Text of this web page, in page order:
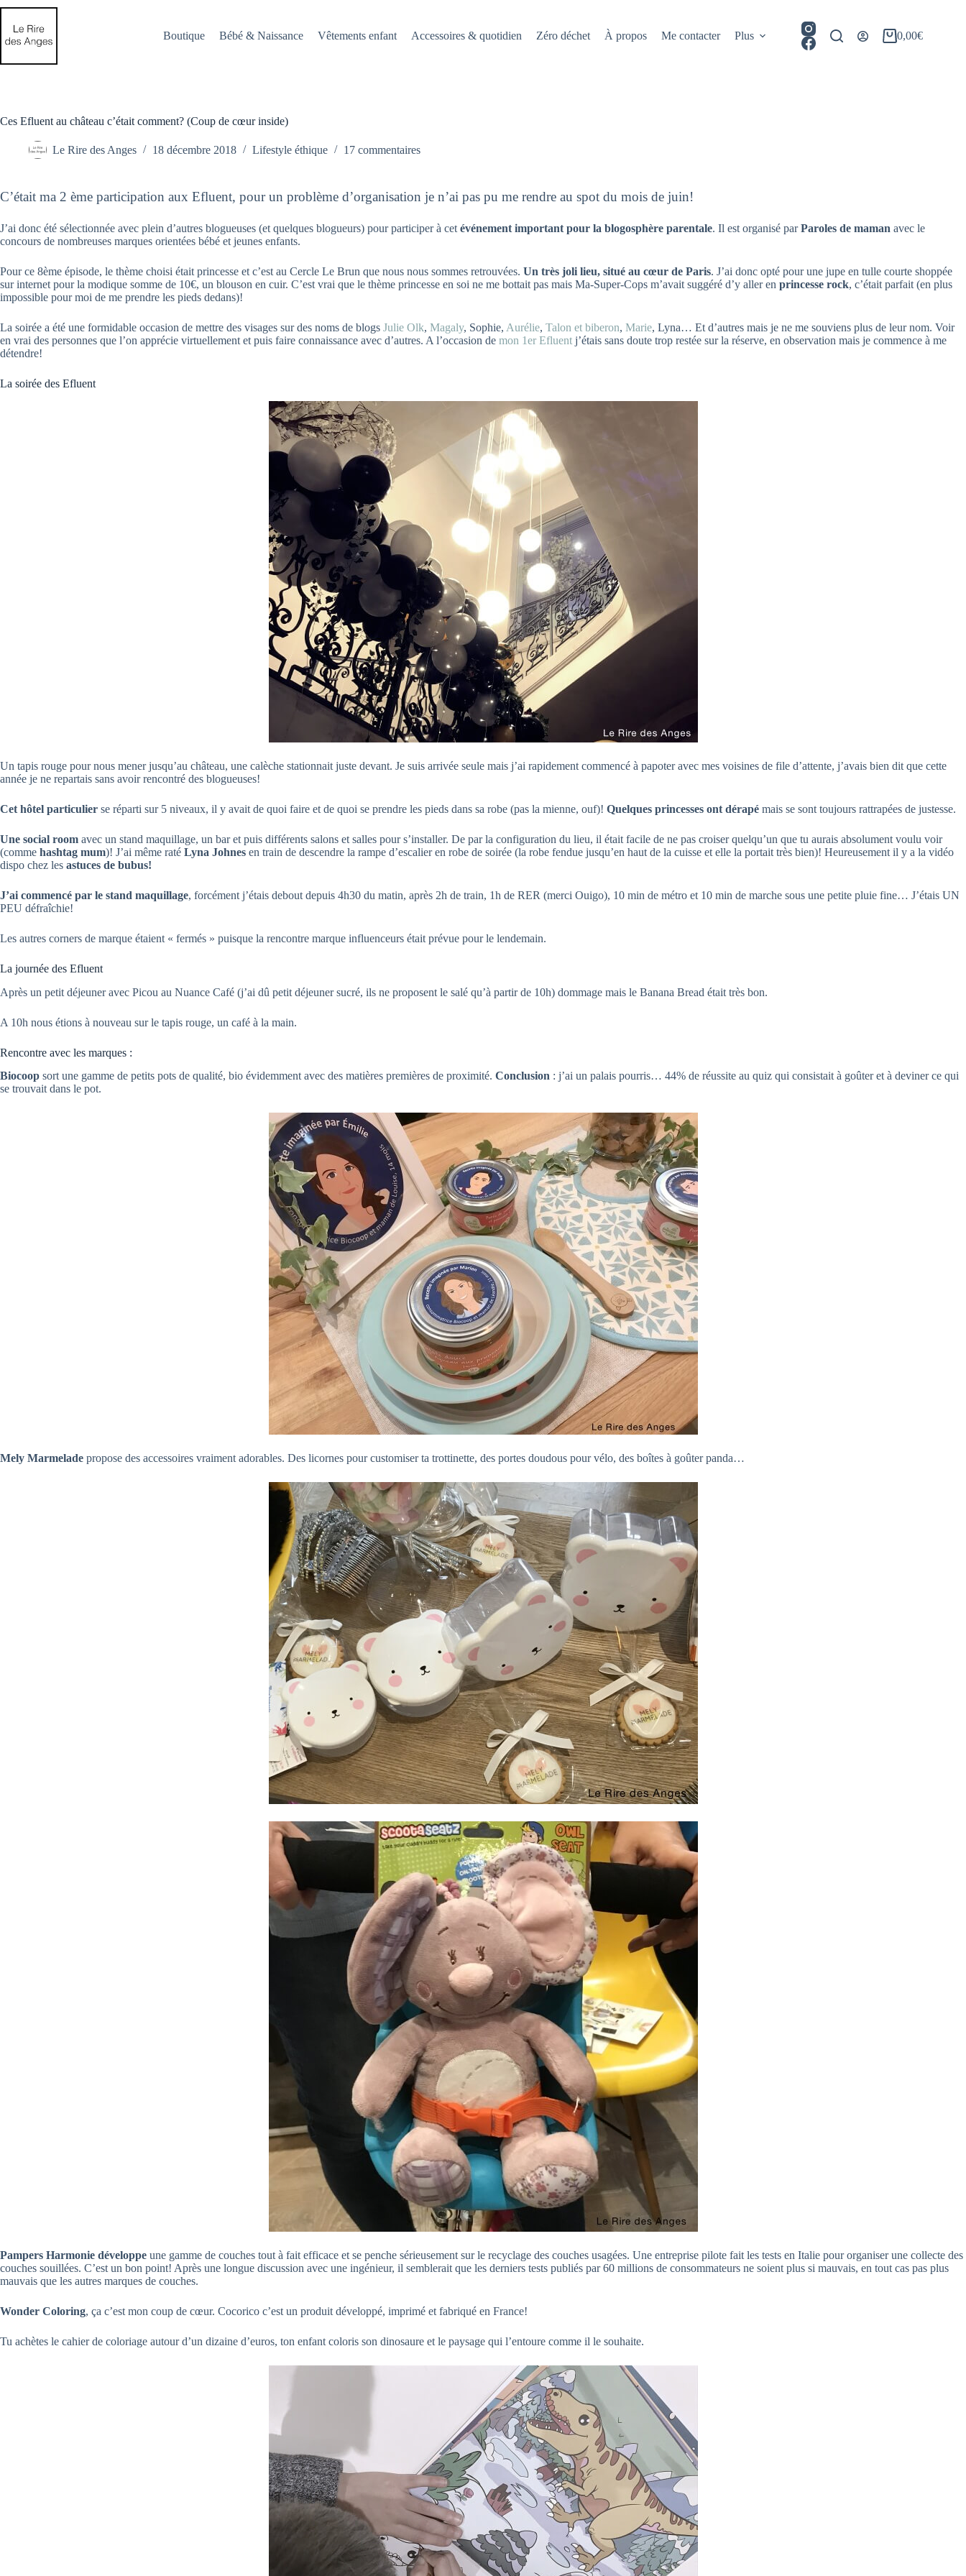
Passer
contenu
Boutique Bébé & Naissance Vêtements enfant Accessoires & quotidien Zéro déchet À propos Me contacter Plus
Panier
0,00€
Ces Efluent au château c’était comment? (Coup de cœur inside)
Le Rire des Anges 18 décembre 2018 Lifestyle éthique 17 commentaires
C’était ma 2 ème participation aux Efluent, pour un problème d’organisation je n’ai pas pu me rendre au spot du mois de juin!
J’ai donc été sélectionnée avec plein d’autres blogueuses (et quelques blogueurs) pour participer à cet événement important pour la blogosphère parentale. Il est organisé parParoles de maman avec le
concours de nombreuses marques orientées bébé et jeunes enfants.
Pour ce 8ème épisode, le thème choisi était princesse et c’est au Cercle Le Brun que nous nous sommes retrouvées. Un très joli lieu, situé au cœur de Paris. J’ai donc opté pour une jupe en tulle courte shoppée
sur internet pour la modique somme de 10€, un blouson en cuir. C’est vrai que le thème princesse en soi ne me bottait pas mais Ma-Super-Cops m’avait suggéré d’y aller en princesse rock, c’était parfait (en plus
impossible pour moi de me prendre les pieds dedans)!
La soirée a été une formidable occasion de mettre des visages sur des noms de blogs Julie Olk, Magaly, Sophie, Aurélie, Talon et biberon, Marie, Lyna… Et d’autres mais je ne me souviens plus de leur nom. Voir
en vrai des personnes que l’on apprécie virtuellement et puis faire connaissance avec d’autres. A l’occasion de mon 1er Efluent j’étais sans doute trop restée sur la réserve, en observation mais je commence à me
détendre!
La soirée des Efluent
Un tapis rouge pour nous mener jusqu’au château, une calèche stationnait juste devant. Je suis arrivée seule mais j’ai rapidement commencé à papoter avec mes voisines de file d’attente, j’avais bien dit que cette
année je ne repartais sans avoir rencontré des blogueuses!
Cet hôtel particulier se réparti sur 5 niveaux, il y avait de quoi faire et de quoi se prendre les pieds dans sa robe (pas la mienne, ouf)! Quelques princesses ont dérapé mais se sont toujours rattrapées de justesse.
Une social room avec un stand maquillage, un bar et puis différents salons et salles pour s’installer. De par la configuration du lieu, il était facile de ne pas croiser quelqu’un que tu aurais absolument voulu voir
(comme hashtag mum)! J’ai même raté Lyna Johnes en train de descendre la rampe d’escalier en robe de soirée (la robe fendue jusqu’en haut de la cuisse et elle la portait très bien)! Heureusement il y a la vidéo
dispo chez les astuces de bubus!
J’ai commencé par le stand maquillage, forcément j’étais debout depuis 4h30 du matin, après 2h de train, 1h de RER (merci Ouigo), 10 min de métro et 10 min de marche sous une petite pluie fine… J’étais UN
PEU défraîchie!
Les autres corners de marque étaient « fermés » puisque la rencontre marque influenceurs était prévue pour le lendemain.
La journée des Efluent
Après un petit déjeuner avec Picou au Nuance Café (j’ai dû petit déjeuner sucré, ils ne proposent le salé qu’à partir de 10h) dommage mais le Banana Bread était très bon.
A 10h nous étions à nouveau sur le tapis rouge, un café à la main.
Rencontre avec les marques :
Biocoop sort une gamme de petits pots de qualité, bio évidemment avec des matières premières de proximité. Conclusion : j’ai un palais pourris… 44% de réussite au quiz qui consistait à goûter et à deviner ce qui
se trouvait dans le pot.
Mely Marmelade propose des accessoires vraiment adorables. Des licornes pour customiser ta trottinette, des portes doudous pour vélo, des boîtes à goûter panda…
Pampers Harmonie développe une gamme de couches tout à fait efficace et se penche sérieusement sur le recyclage des couches usagées. Une entreprise pilote fait les tests en Italie pour organiser une collecte des
couches souillées. C’est un bon point! Après une longue discussion avec une ingénieur, il semblerait que les derniers tests publiés par 60 millions de consommateurs ne soient plus si mauvais, en tout cas pas plus
mauvais que les autres marques de couches.
Wonder Coloring, ça c’est mon coup de cœur. Cocorico c’est un produit développé, imprimé et fabriqué en France!
Tu achètes le cahier de coloriage autour d’un dizaine d’euros, ton enfant coloris son dinosaure et le paysage qui l’entoure comme il le souhaite.